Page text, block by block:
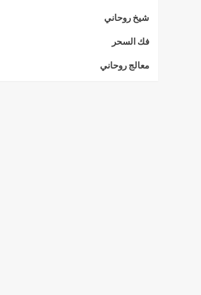
شيخ روحاني
فك السحر
معالج روحاني